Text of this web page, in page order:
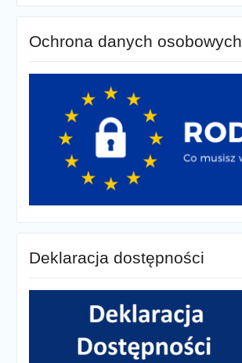
Ochrona danych osobowych
Deklaracja dostępności